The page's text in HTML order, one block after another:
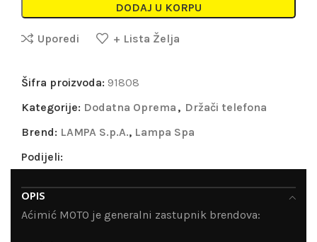
DODAJ U KORPU
Uporedi + Lista Želja
Šifra proizvoda: 91808
Kategorije: Dodatna Oprema , Držači telefona
Brend: LAMPA S.p.A., Lampa Spa
Podijeli:
OPIS
Aćimić MOTO je generalni zastupnik brendova: